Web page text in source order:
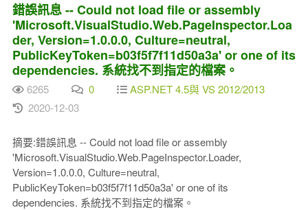
錯誤訊息 -- Could not load file or assembly
'Microsoft.VisualStudio.Web.PageInspector.Loa
der, Version=1.0.0.0, Culture=neutral,
PublicKeyToken=b03f5f7f11d50a3a' or one of its
dependencies. 系統找不到指定的檔案。
6265 0
ASP.NET 4.5與 VS 2012/2013
2020-12-03
摘要:錯誤訊息 -- Could not load file or assembly
'Microsoft.VisualStudio.Web.PageInspector.Loader,
Version=1.0.0.0, Culture=neutral,
PublicKeyToken=b03f5f7f11d50a3a' or one of its
dependencies. 系統找不到指定的檔案。